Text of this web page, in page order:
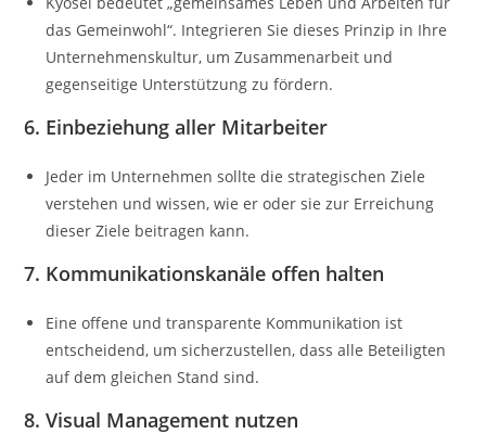
das Gemeinwohl“. Integrieren Sie dieses Prinzip in Ihre
Unternehmenskultur, um Zusammenarbeit und
gegenseitige Unterstützung zu fördern.
6. Einbeziehung aller Mitarbeiter
Jeder im Unternehmen sollte die strategischen Ziele
verstehen und wissen, wie er oder sie zur Erreichung
dieser Ziele beitragen kann.
7. Kommunikationskanäle offen halten
Eine offene und transparente Kommunikation ist
entscheidend, um sicherzustellen, dass alle Beteiligten
auf dem gleichen Stand sind.
8. Visual Management nutzen